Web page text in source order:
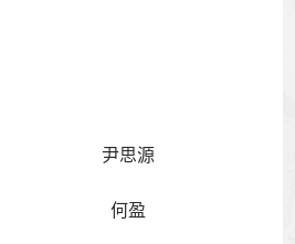
尹思源
何盈